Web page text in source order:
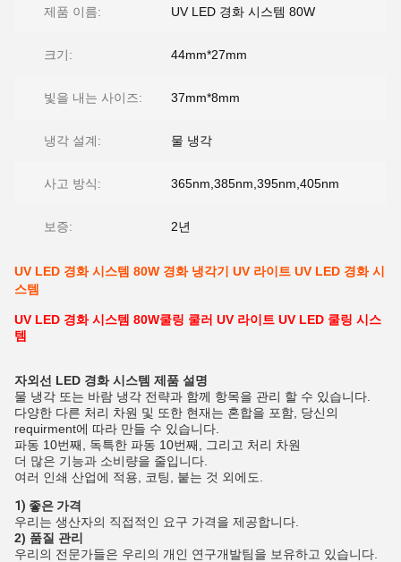
제품 이름: UV LED 경화 시스템 80W
크기: 44mm*27mm
빛을 내는 사이즈: 37mm*8mm
냉각 설계: 물 냉각
사고 방식: 365nm,385nm,395nm,405nm
보증: 2년
UV LED 경화 시스템 80W 경화 냉각기 UV 라이트 UV LED 경화 시
스템
UV LED 경화 시스템 80W쿨링 쿨러 UV 라이트 UV LED 쿨링 시스
템
자외선 LED 경화 시스템 제품 설명
물 냉각 또는 바람 냉각 전략과 함께 항목을 관리 할 수 있습니다.
다양한 다른 처리 차원 및 또한 현재는 혼합을 포함, 당신의
requirment에 따라 만들 수 있습니다.
파동 10번째, 독특한 파동 10번째, 그리고 처리 차원
더 많은 기능과 소비량을 줄입니다.
여러 인쇄 산업에 적용, 코팅, 붙는 것 외에도.
1) 좋은 가격
우리는 생산자의 직접적인 요구 가격을 제공합니다.
2) 품질 관리
우리의 전문가들은 우리의 개인 연구개발팀을 보유하고 있습니다.